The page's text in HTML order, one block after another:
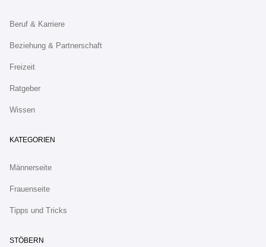
Beruf & Karriere
Beziehung & Partnerschaft
Freizeit
Ratgeber
Wissen
KATEGORIEN
Männerseite
Frauenseite
Tipps und Tricks
STÖBERN